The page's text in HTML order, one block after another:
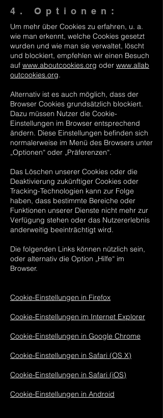
4. Optionen:
Um mehr über Cookies zu erfahren, u. a.
wie man erkennt, welche Cookies gesetzt
wurden und wie man sie verwaltet, löscht
und blockiert, empfehlen wir einen Besuch
auf www.aboutcookies.org oder www.allab
outcookies.org.
Alternativ ist es auch möglich, dass der
Browser Cookies grundsätzlich blockiert.
Dazu müssen Nutzer die Cookie-
Einstellungen im Browser entsprechend
ändern. Diese Einstellungen befinden sich
normalerweise im Menü des Browsers unter
„Optionen“ oder „Präferenzen“.
Das Löschen unserer Cookies oder die
Deaktivierung zukünftiger Cookies oder
Tracking-Technologien kann zur Folge
haben, dass bestimmte Bereiche oder
Funktionen unserer Dienste nicht mehr zur
Verfügung stehen oder das Nutzererlebnis
anderweitig beeinträchtigt wird.
Die folgenden Links können nützlich sein,
oder alternativ die Option „Hilfe“ im
Browser.
Cookie-Einstellungen in Firefox
Cookie-Einstellungen im Internet Explorer
Cookie-Einstellungen in Google Chrome
Cookie-Einstellungen in Safari (OS X)
Cookie-Einstellungen in Safari (iOS)
Cookie-Einstellungen in Android